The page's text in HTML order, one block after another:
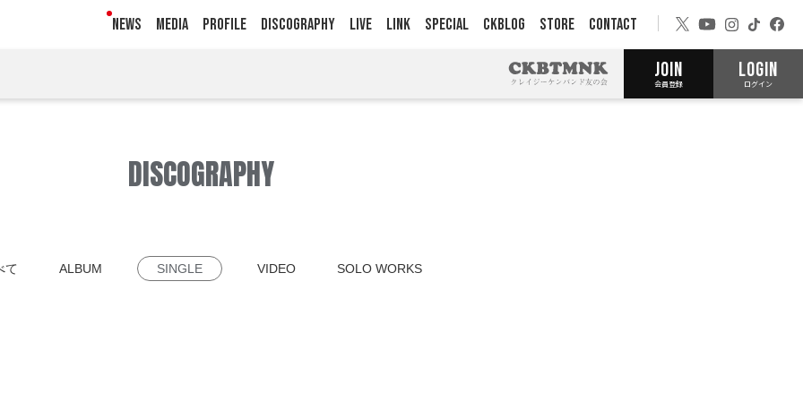
NEWS MEDIA PROFILE DISCOGRAPHY LIVE LINK SPECIAL CKBLOG STORE CONTACT
JOIN
会員登録
LOGIN
ログイン
DISCOGRAPHY
て ALBUM SINGLE VIDEO SOLO WORKS